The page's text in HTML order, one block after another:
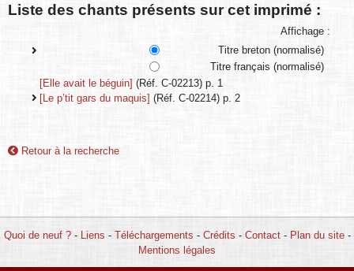
Liste des chants présents sur cet imprimé :
Affichage :
Titre breton (normalisé)
Titre français (normalisé)
[Elle avait le béguin] (Réf. C-02213) p. 1
[Le p’tit gars du maquis] (Réf. C-02214) p. 2
Retour à la recherche
Quoi de neuf ?- Liens - Téléchargements - Crédits - Contact- Plan du site-
Mentions légales